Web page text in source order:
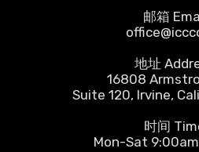
邮箱
地址
16808
Suite 120, Irvine,
时间
Mon-Sat